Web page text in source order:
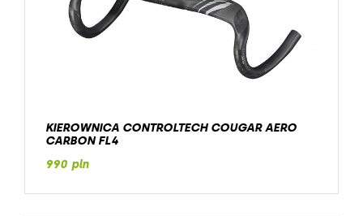
KIEROWNICA CONTROLTECH COUGAR AERO
CARBON FL4
990 pln